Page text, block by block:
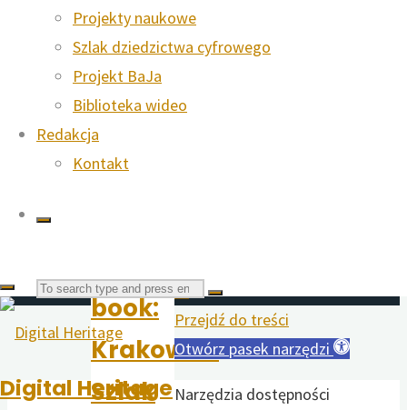
Projekty naukowe
Szlak dziedzictwa cyfrowego
Projekt BaJa
Biblioteka wideo
Redakcja
Kontakt
Search
Digital Heritage
tagged
"Kraków
Museum"
X
book:
Krakowski
Szlak
Przejdź do treści
Otwórz pasek narzędzi
Narzędzia dostępności